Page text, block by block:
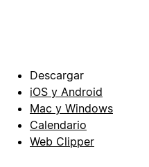
Descargar
iOS y Android
Mac y Windows
Calendario
Web Clipper